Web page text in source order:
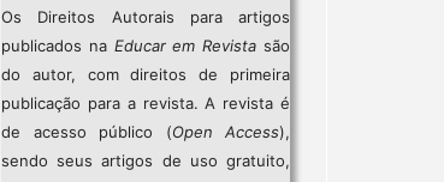
Os Direitos Autorais para artigos
publicados na Educar em Revista são
do autor, com direitos de primeira
publicação para a revista. A revista é
de acesso público (Open Access),
sendo seus artigos de uso gratuito,